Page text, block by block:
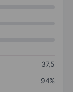
37,5
94%